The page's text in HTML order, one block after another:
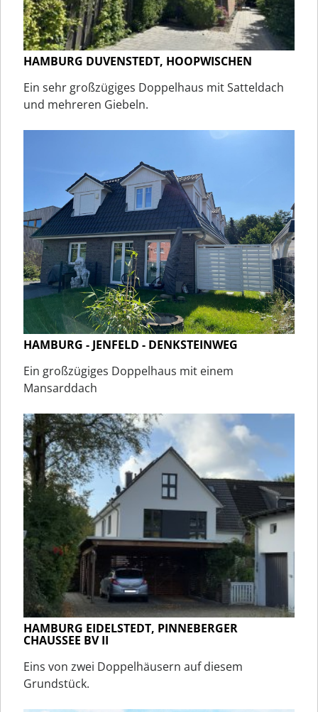
HAMBURG DUVENSTEDT, HOOPWISCHEN
Ein sehr großzügiges Doppelhaus mit Satteldach
und mehreren Giebeln.
HAMBURG - JENFELD - DENKSTEINWEG
Ein großzügiges Doppelhaus mit einem
Mansarddach
HAMBURG EIDELSTEDT, PINNEBERGER
CHAUSSEE BV II
Eins von zwei Doppelhäusern auf diesem
Grundstück.